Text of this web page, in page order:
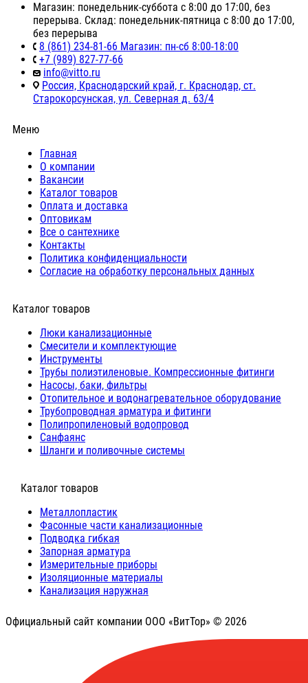
Магазин: понедельник-суббота с 8:00 до 17:00, без
перерыва. Склад: понедельник-пятница с 8:00 до 17:00,
без перерыва
8 (861) 234-81-66 Магазин: пн-сб 8:00-18:00
+7 (989) 827-77-66
info@vitto.ru
Россия, Краснодарский край, г. Краснодар, ст.
Старокорсунская, ул. Северная д. 63/4
Меню
Главная
О компании
Вакансии
Каталог товаров
Оплата и доставка
Оптовикам
Все о сантехнике
Контакты
Политика конфиденциальности
Согласие на обработку персональных данных
Каталог товаров
Люки канализационные
Cмесители и комплектующие
Инструменты
Трубы полиэтиленовые. Компрессионные фитинги
Насосы, баки, фильтры
Отопительное и водонагревательное оборудование
Трубопроводная арматура и фитинги
Полипропиленовый водопровод
Санфаянс
Шланги и поливочные системы
⠀Каталог товаров
Металлопластик
Фасонные части канализационные
Подводка гибкая
Запорная арматура
Измерительные приборы
Изоляционные материалы
Канализация наружная
Официальный сайт компании ООО «ВитТор» © 2026